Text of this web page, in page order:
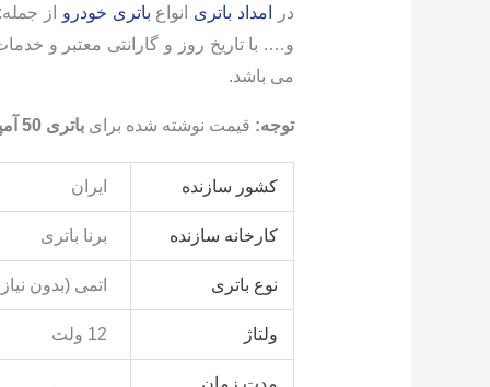
در امداد باتری انواع باتری خودرو از
می باشد.
توجه: قیمت نوشته شده برای باتری 50 آمپر گلوبال
کشور سازنده ایران
کارخانه سازنده برنا باتری
نوع باتری اتمی (بدون
ولتاژ 12 ولت
مدت زمان